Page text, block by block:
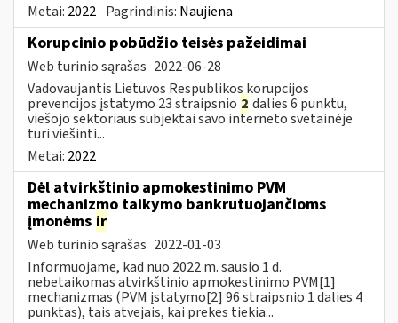
Metai: 2022 Pagrindinis: Naujiena
Korupcinio pobūdžio teisės pažeidimai
Web turinio sąrašas 2022-06-28
Vadovaujantis Lietuvos Respublikos korupcijos
prevencijos įstatymo 23 straipsnio 2 dalies 6 punktu,
viešojo sektoriaus subjektai savo interneto svetainėje
turi viešinti...
Metai: 2022
Dėl atvirkštinio apmokestinimo PVM
mechanizmo taikymo bankrutuojančioms
įmonėms ir
Web turinio sąrašas 2022-01-03
Informuojame, kad nuo 2022 m. sausio 1 d.
nebetaikomas atvirkštinio apmokestinimo PVM[1]
mechanizmas (PVM įstatymo[2] 96 straipsnio 1 dalies 4
punktas), tais atvejais, kai prekes tiekia...